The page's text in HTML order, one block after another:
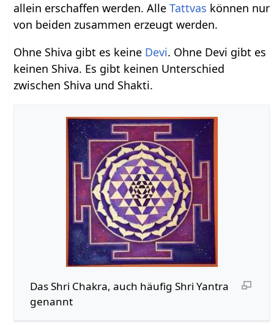
allein erschaffen werden. AlleTattvas können nur
von beiden zusammen erzeugt werden.
Ohne Shiva gibt es keine Devi. Ohne Devi gibt es
keinen Shiva. Es gibt keinen Unterschied
zwischen Shiva und Shakti.
Das Shri Chakra, auch häufig Shri Yantra
genannt